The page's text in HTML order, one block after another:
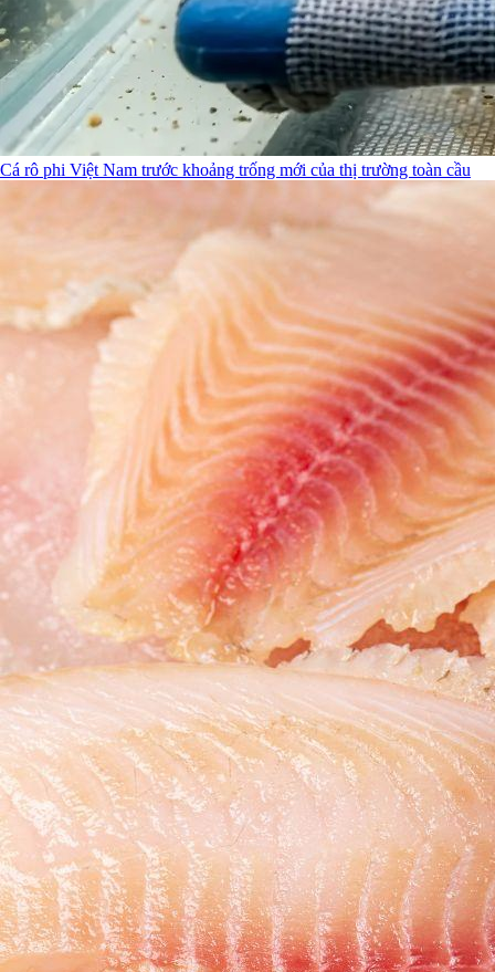
Cá rô phi Việt Nam trước khoảng trống mới của thị trường toàn cầu